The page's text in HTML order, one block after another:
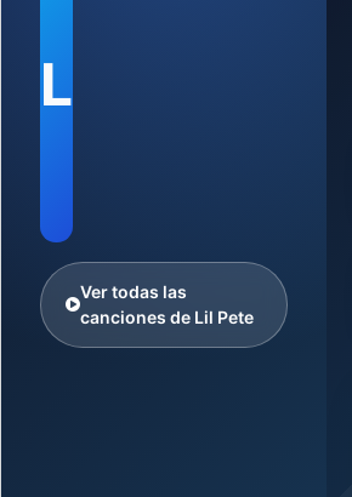
L
Ver todas las
canciones de Lil Pete